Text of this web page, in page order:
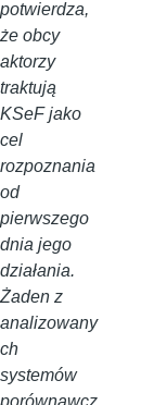
potwierdza,
że obcy
aktorzy
traktują
KSeF jako
cel
rozpoznania
od
pierwszego
dnia jego
działania.
Żaden z
analizowany
ch
systemów
porównawcz